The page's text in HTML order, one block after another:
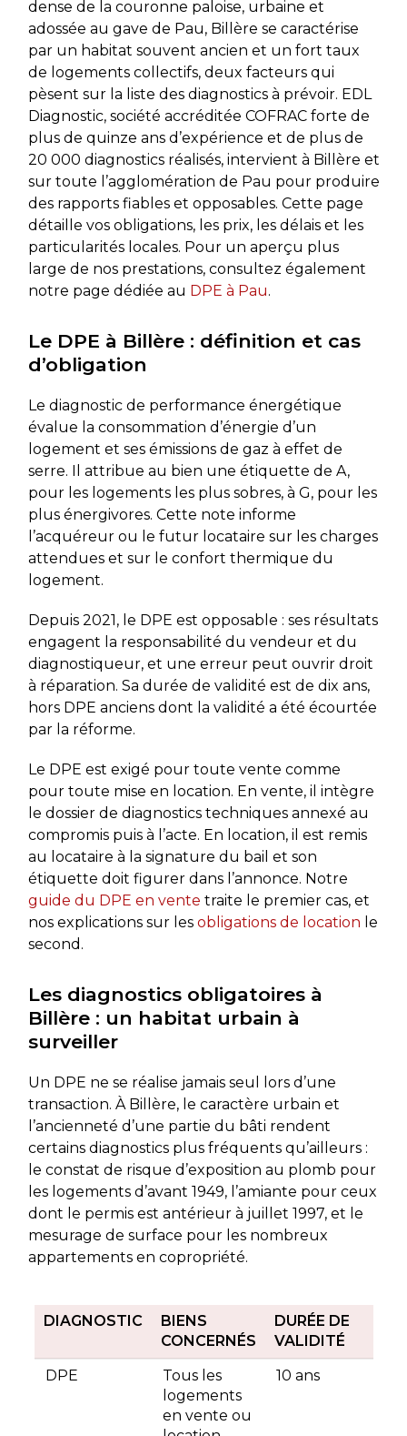
dense de la couronne paloise, urbaine et
adossée au gave de Pau, Billère se caractérise
par un habitat souvent ancien et un fort taux
de logements collectifs, deux facteurs qui
pèsent sur la liste des diagnostics à prévoir. EDL
Diagnostic, société accréditée COFRAC forte de
plus de quinze ans d’expérience et de plus de
20 000 diagnostics réalisés, intervient à Billère et
sur toute l’agglomération de Pau pour produire
des rapports fiables et opposables. Cette page
détaille vos obligations, les prix, les délais et les
particularités locales. Pour un aperçu plus
large de nos prestations, consultez également
notre page dédiée au DPE à Pau.
Le DPE à Billère : définition et cas
d’obligation
Le diagnostic de performance énergétique
évalue la consommation d’énergie d’un
logement et ses émissions de gaz à effet de
serre. Il attribue au bien une étiquette de A,
pour les logements les plus sobres, à G, pour les
plus énergivores. Cette note informe
l’acquéreur ou le futur locataire sur les charges
attendues et sur le confort thermique du
logement.
Depuis 2021, le DPE est opposable : ses résultats
engagent la responsabilité du vendeur et du
diagnostiqueur, et une erreur peut ouvrir droit
à réparation. Sa durée de validité est de dix ans,
hors DPE anciens dont la validité a été écourtée
par la réforme.
Le DPE est exigé pour toute vente comme
pour toute mise en location. En vente, il intègre
le dossier de diagnostics techniques annexé au
compromis puis à l’acte. En location, il est remis
au locataire à la signature du bail et son
étiquette doit figurer dans l’annonce. Notre
guide du DPE en vente traite le premier cas, et
nos explications sur les obligations de location le
second.
Les diagnostics obligatoires à
Billère : un habitat urbain à
surveiller
Un DPE ne se réalise jamais seul lors d’une
transaction. À Billère, le caractère urbain et
l’ancienneté d’une partie du bâti rendent
certains diagnostics plus fréquents qu’ailleurs :
le constat de risque d’exposition au plomb pour
les logements d’avant 1949, l’amiante pour ceux
dont le permis est antérieur à juillet 1997, et le
mesurage de surface pour les nombreux
appartements en copropriété.
DIAGNOSTIC
BIENS
CONCERNÉS
DURÉE DE
VALIDITÉ
DPE
Tous les
logements
en vente ou
10 ans